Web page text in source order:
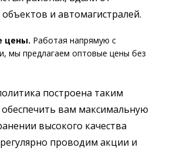
и автомагистралей.
цены. Работая напрямую с
мы предлагаем оптовые цены без
построена таким
вам максимальную
высокого качества
проводим акции и